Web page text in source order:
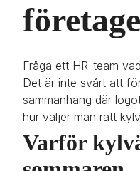
Fråga ett HR-team
Det är inte svårt att
sammanhang där
hur väljer man rätt
Varför